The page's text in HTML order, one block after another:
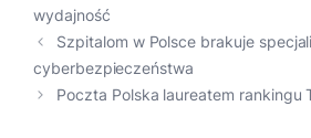
wydajność
Szpitalom w Polsce brakuje
cyberbezpieczeństwa
Poczta Polska laureatem rankingu